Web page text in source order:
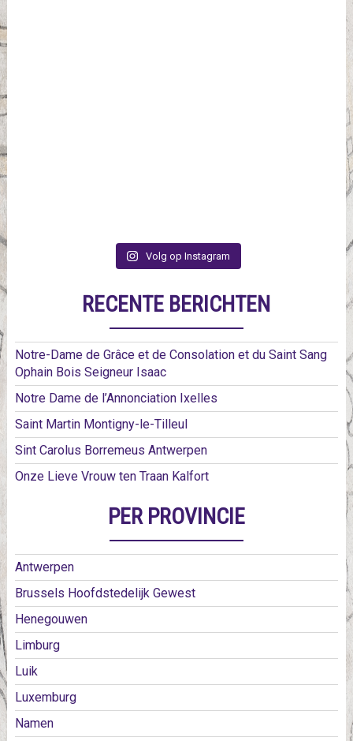
Volg op Instagram
RECENTE BERICHTEN
Notre-Dame de Grâce et de Consolation et du Saint Sang
Ophain Bois Seigneur Isaac
Notre Dame de l’Annonciation Ixelles
Saint Martin Montigny-le-Tilleul
Sint Carolus Borremeus Antwerpen
Onze Lieve Vrouw ten Traan Kalfort
PER PROVINCIE
Antwerpen
Brussels Hoofdstedelijk Gewest
Henegouwen
Limburg
Luik
Luxemburg
Namen